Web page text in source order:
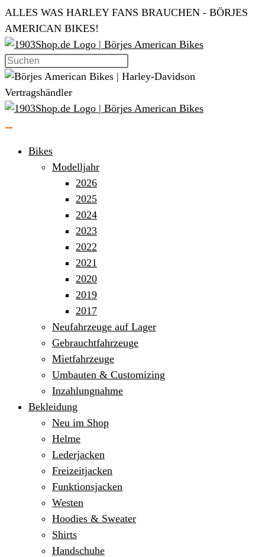
Zum
Inhalt
springen
ALLES WAS HARLEY FANS BRAUCHEN - BÖRJES
AMERICAN BIKES!
Bikes
Modelljahr
2026
2025
2024
2023
2022
2021
2020
2019
2017
Neufahrzeuge auf Lager
Gebrauchtfahrzeuge
Mietfahrzeuge
Umbauten & Customizing
Inzahlungnahme
Bekleidung
Neu im Shop
Helme
Lederjacken
Freizeitjacken
Funktionsjacken
Westen
Hoodies & Sweater
Shirts
Handschuhe